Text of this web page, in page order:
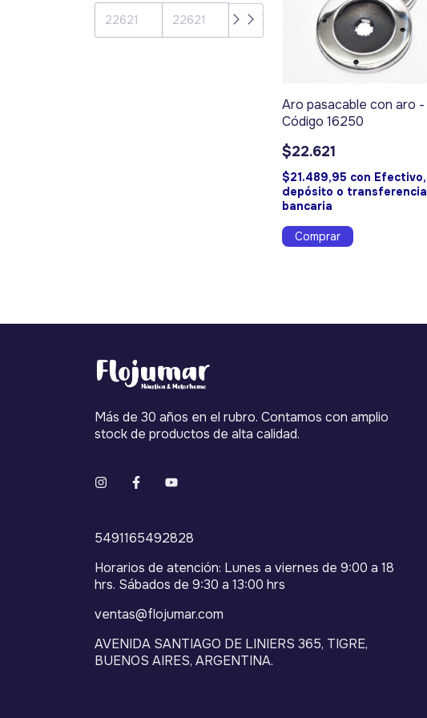
Aro pasacable con aro -
Código 16250
$22.621
$21.489,95 con Efectivo,
depósito o transferencia
bancaria
Más de 30 años en el rubro. Contamos con amplio
stock de productos de alta calidad.
5491165492828
Horarios de atención: Lunes a viernes de 9:00 a 18
hrs. Sábados de 9:30 a 13:00 hrs
ventas@flojumar.com
AVENIDA SANTIAGO DE LINIERS 365, TIGRE,
BUENOS AIRES, ARGENTINA.